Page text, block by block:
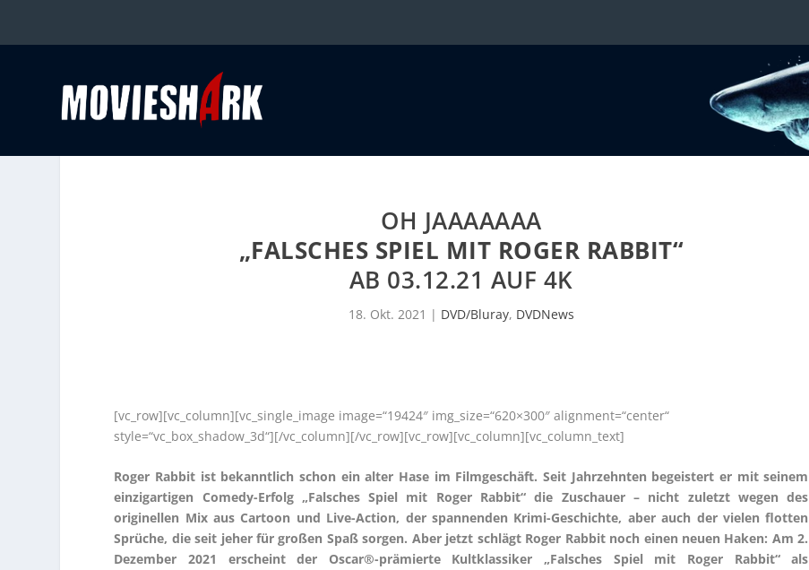
OH JAAAAAAA
„FALSCHES SPIEL MIT ROGER RABBIT“
AB 03.12.21 AUF 4K
18. Okt. 2021 | DVD/Bluray, DVDNews
[vc_row][vc_column][vc_single_image image=“19424″ img_size=“620×300″ alignment=“center“
style=“vc_box_shadow_3d“][/vc_column][/vc_row][vc_row][vc_column][vc_column_text]
Roger Rabbit ist bekanntlich schon ein alter Hase im Filmgeschäft. Seit Jahrzehnten begeistert er mit seinem
einzigartigen Comedy-Erfolg „Falsches Spiel mit Roger Rabbit“ die Zuschauer – nicht zuletzt wegen des
originellen Mix aus Cartoon und Live-Action, der spannenden Krimi-Geschichte, aber auch der vielen flotten
Sprüche, die seit jeher für großen Spaß sorgen. Aber jetzt schlägt Roger Rabbit noch einen neuen Haken: Am 2.
Dezember 2021 erscheint der Oscar®-prämierte Kultklassiker „Falsches Spiel mit Roger Rabbit“ als